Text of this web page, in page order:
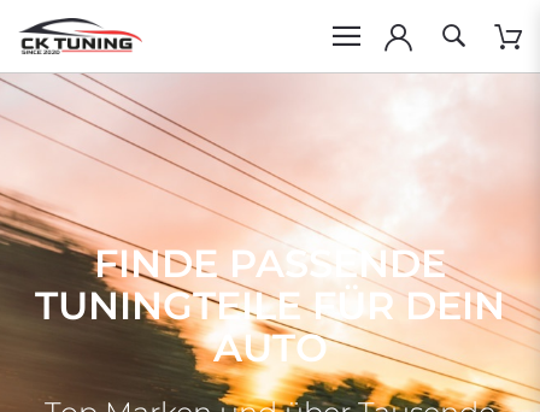
FINDE PASSENDE
TUNINGTEILE FÜR DEIN
AUTO